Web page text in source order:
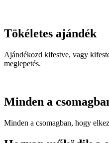
Tökéletes ajándék
Ajándékozd kifestve, vagy
meglepetés.
Minden a
Minden a csomagban, hogy